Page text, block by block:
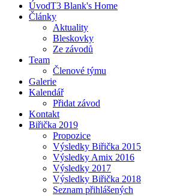
ÚvodT3 Blank's Home
Články
Aktuality
Bleskovky
Ze závodů
Team
Členové týmu
Galerie
Kalendář
Přidat závod
Kontakt
Biřička 2019
Propozice
Výsledky Biřička 2015
Výsledky Amix 2016
Výsledky 2017
Výsledky Biřička 2018
Seznam přihlášených